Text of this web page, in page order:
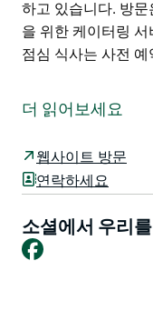
하고 있습니다. 방
을 위한 케이터링
점심 식사는 사전
의 모든 것이 메말
우울증을 극복하기
마를 복원하기 시작
길 수 있게 되었습니
일리 가족은 130년
더 읽어보세요
웹사이트 방문
연락하세요
소셜에서 우리
Facebook